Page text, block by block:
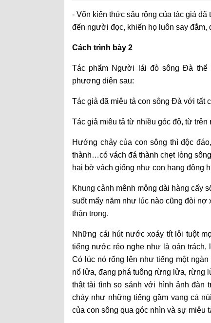
- Vốn kiến thức sâu rộng của tác giả đã
đến người đọc, khiến họ luôn say đắm,
Cách trình bày 2
Tác phẩm Người lái đò sông Đà thể
phương diện sau:
Tác giả đã miêu tả con sông Đà với tất
Tác giả miêu tả từ nhiều góc độ, từ
Hướng chảy của con sông thì độc
thành…có vách đá thành chẹt lòng
hai bờ vách giống như con hang động
Khung cảnh mênh mông dài hàng cấy
suốt mấy năm như lúc nào cũng đòi
thận trọng.
Những cái hút nước xoáy tít lôi tuột
tiếng nước réo nghe như là oán trách,
Có lúc nó rống lên như tiếng một
nổ lửa, đang phá tuông rừng lửa, rừng
thật tài tình so sánh với hình ảnh đàn
chảy như những tiếng gầm vang cả
của con sông qua góc nhìn và sự miêu